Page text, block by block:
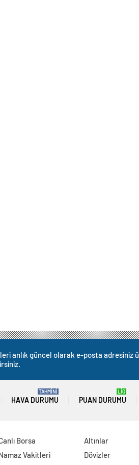
anlık güncel olarak e-posta adresiniz
HAVA DURUMU
TAHMİNİ
PUAN DURUMU
LİG
Borsa
Vakitleri
Altınlar
Dövizler